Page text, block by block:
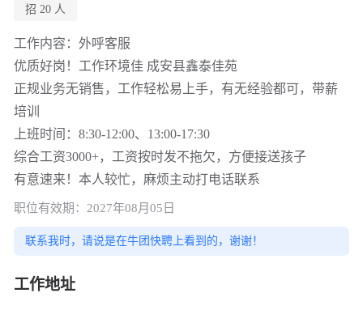
招 20 人
工作内容：外呼客服
优质好岗！工作环境佳 成安县鑫泰佳苑
正规业务无销售，工作轻松易上手，有无经验都可，带薪
培训
上班时间：8:30-12:00、13:00-17:30
综合工资3000+，工资按时发不拖欠，方便接送孩子
有意速来！本人较忙，麻烦主动打电话联系
职位有效期：2027年08月05日
联系我时，请说是在牛团快聘上看到的，谢谢！
工作地址